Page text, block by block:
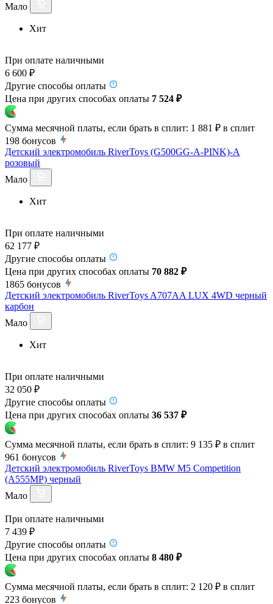
Мало
Хит
При оплате наличными
6 600 ₽
Другие способы оплаты
Цена при других способах оплаты 7 524 ₽
Сумма месячной платы, если брать в сплит: 1 881 ₽ в сплит
198 бонусов
Детский электромобиль RiverToys (G500GG-A-PINK)-A
розовый
Мало
Хит
При оплате наличными
62 177 ₽
Другие способы оплаты
Цена при других способах оплаты 70 882 ₽
1865 бонусов
Детский электромобиль RiverToys A707AA LUX 4WD черный
карбон
Мало
Хит
При оплате наличными
32 050 ₽
Другие способы оплаты
Цена при других способах оплаты 36 537 ₽
Сумма месячной платы, если брать в сплит: 9 135 ₽ в сплит
961 бонусов
Детский электромобиль RiverToys BMW M5 Competition
(A555MP) черный
Мало
При оплате наличными
7 439 ₽
Другие способы оплаты
Цена при других способах оплаты 8 480 ₽
Сумма месячной платы, если брать в сплит: 2 120 ₽ в сплит
223 бонусов